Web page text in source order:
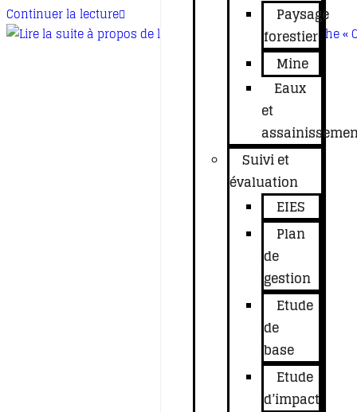
Paysage
forestier
Mine
Eaux
et
Suivi et
évaluation
EIES
Plan
de
gestion
Etude
de
base
Etude
d’impact
Continuer la lecture